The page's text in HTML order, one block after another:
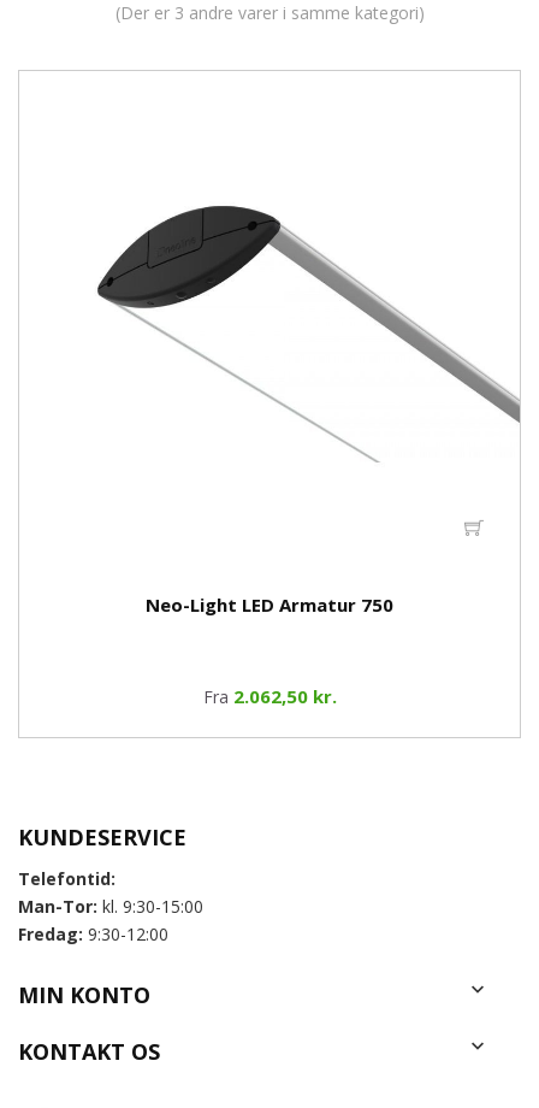
(Der er 3 andre varer i samme kategori)
Neo-Light LED Armatur 750
Fra 2.062,50 kr.
KUNDESERVICE
Telefontid:
Man-Tor: kl. 9:30-15:00
Fredag: 9:30-12:00
MIN KONTO 
KONTAKT OS 